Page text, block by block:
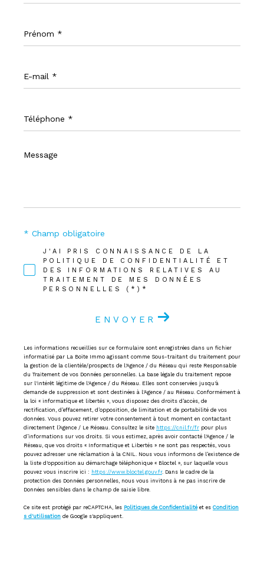
*
mail
*
*
Message
J'AI PRIS CONNAISSANCE DE LA
POLITIQUE DE CONFIDENTIALITÉ ET
DES INFORMATIONS RELATIVES AU
TRAITEMENT DE MES DONNÉES
PERSONNELLES (*)*
* Champ obligatoire
ENVOYER
Les informations recueillies sur ce formulaire sont enregistrées dans un fichier
informatisé par La Boite Immo agissant comme Sous-traitant du traitement pour
la gestion de la clientèle/prospects de l'Agence / du Réseau qui reste Responsable
du Traitement de vos Données personnelles. La base légale du traitement repose
sur l'intérêt légitime de l'Agence / du Réseau. Elles sont conservées jusqu'à
demande de suppression et sont destinées à l'Agence / au Réseau. Conformément à
la loi « informatique et libertés », vous disposez des droits d’accès, de
rectification, d’effacement, d’opposition, de limitation et de portabilité de vos
données. Vous pouvez retirer votre consentement à tout moment en contactant
directement l’Agence / Le Réseau. Consultez le site https://cnil.fr/fr pour plus
d’informations sur vos droits. Si vous estimez, après avoir contacté l'Agence / le
Réseau, que vos droits « Informatique et Libertés » ne sont pas respectés, vous
pouvez adresser une réclamation à la CNIL. Nous vous informons de l’existence de
la liste d'opposition au démarchage téléphonique « Bloctel », sur laquelle vous
pouvez vous inscrire ici : https://www.bloctel.gouv.fr. Dans le cadre de la
protection des Données personnelles, nous vous invitons à ne pas inscrire de
Données sensibles dans le champ de saisie libre.
Ce site est protégé par reCAPTCHA, les Politiques de Confidentialitéet es Condition
s d'utilisation de Google s'appliquent.